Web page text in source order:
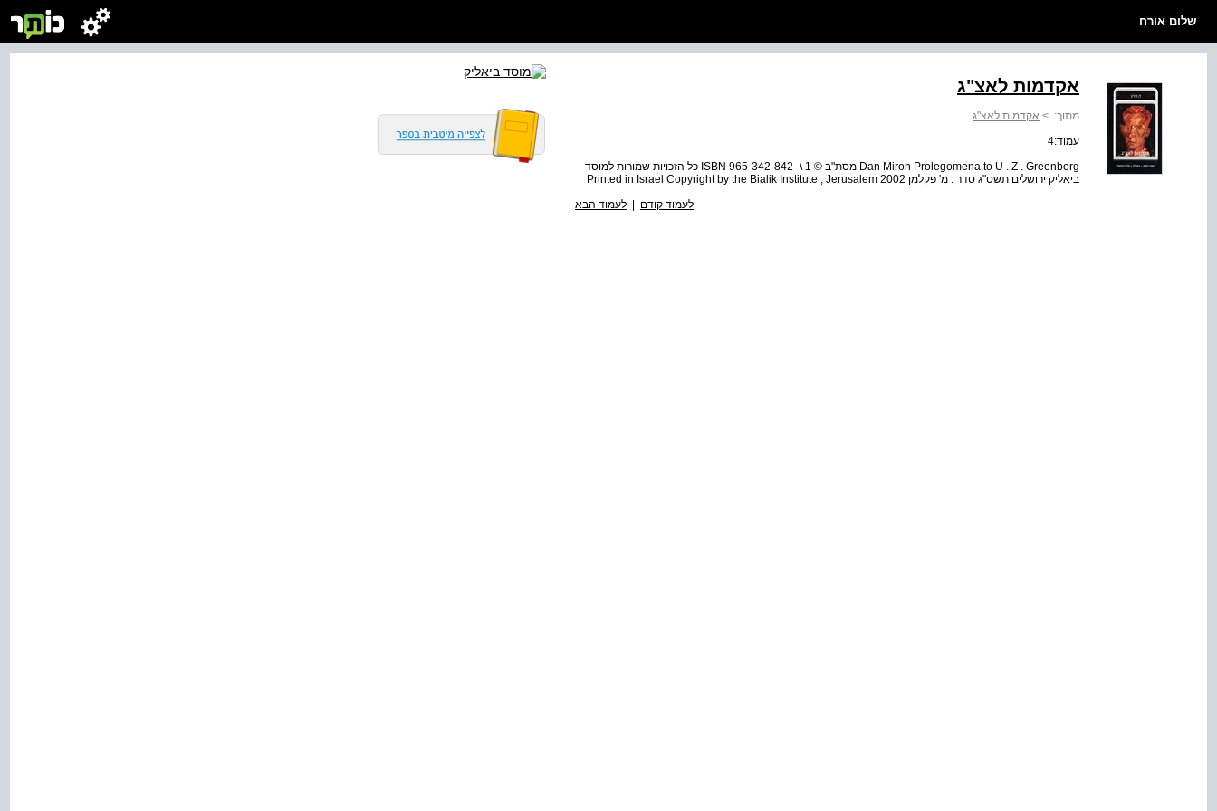
שלום אורח
אקדמות לאצ"ג
מתוך: > אקדמות לאצ"ג
עמוד:4
Dan Miron Prolegomena to U . Z . Greenberg מסת"ב © ISBN 965-342-842- \ 1 כל הזכויות שמורות למוסד
ביאליק ירושלים תשס"ג סדר : מ' פקלמן Printed in Israel Copyright by the Bialik Institute , Jerusalem 2002
לעמוד קודם | לעמוד הבא